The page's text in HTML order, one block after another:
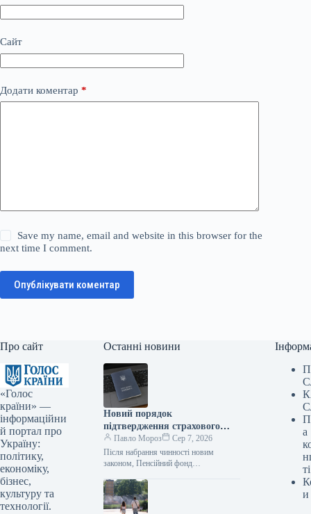
Сайт
Додати коментар *
Save my name, email and website in this browser for the
next time I comment.
Опублікувати коментар
Про сайт
«Голос
країни» —
інформаційни
й портал про
Україну:
політику,
економіку,
бізнес,
культуру та
технології.
Останні новини
Новий порядок
підтвердження страхового
стажу пояснено депутатом
Павло Мороз
Сер 7, 2026
Після набрання чинності новим
законом, Пенсійний фонд
пошук підтверджень страхового стажу
в державних реєстрах та надавати
сприяння…
а
ті
и